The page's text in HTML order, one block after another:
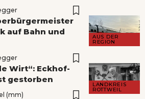
AUS DER
REGION
auf Bahn und
LANDKREIS
ROTTWEIL
Wirt“: Eckhof-
gestorben
(mm)